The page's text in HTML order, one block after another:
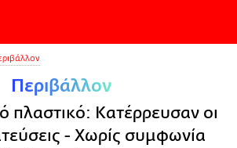
Περιβάλλον
πλαστικό: Κατέρρευσαν οι
- Χωρίς συμφωνία